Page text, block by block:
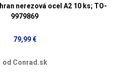
nerezová ocel A2 10 ks; TO-
9979869
79,99 €
od Conrad.sk